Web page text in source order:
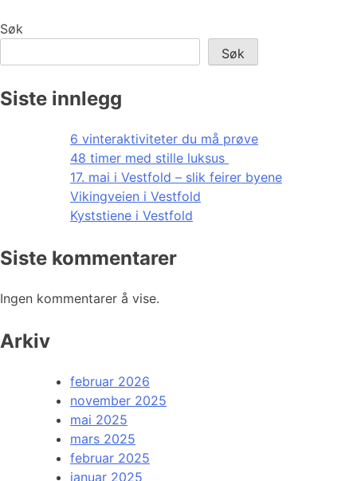
Søk
Søk
Siste innlegg
6 vinteraktiviteter du må prøve
48 timer med stille luksus
17. mai i Vestfold – slik feirer byene
Vikingveien i Vestfold
Kyststiene i Vestfold
Siste kommentarer
Ingen kommentarer å vise.
Arkiv
februar 2026
november 2025
mai 2025
mars 2025
februar 2025
januar 2025